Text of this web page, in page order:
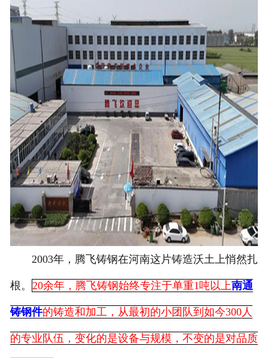
2003年，腾飞铸钢在河南这片铸造沃土上悄然扎
根。 20余年，腾飞铸钢始终专注于单重1吨以上南通
铸钢件的铸造和加工，从最初的小团队到如今300人
的专业队伍，变化的是设备与规模，不变的是对品质